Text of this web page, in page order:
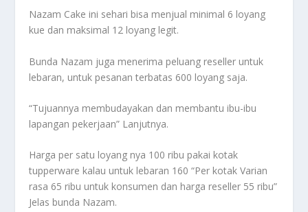
Nazam Cake ini sehari bisa menjual minimal 6 loyang
kue dan maksimal 12 loyang legit.
Bunda Nazam juga menerima peluang reseller untuk
lebaran, untuk pesanan terbatas 600 loyang saja.
“Tujuannya membudayakan dan membantu ibu-ibu
lapangan pekerjaan” Lanjutnya.
Harga per satu loyang nya 100 ribu pakai kotak
tupperware kalau untuk lebaran 160 “Per kotak Varian
rasa 65 ribu untuk konsumen dan harga reseller 55 ribu”
Jelas bunda Nazam.